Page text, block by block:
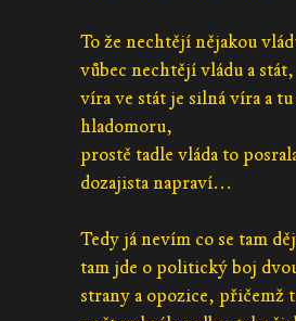
To že nechtějí nějakou
vůbec nechtějí vládu a stát,
víra ve stát je silná víra a
hladomoru,
prostě tadle vláda to
dozajista napraví...
Tedy já nevím co se tam
tam jde o politický boj
strany a opozice, přičemž